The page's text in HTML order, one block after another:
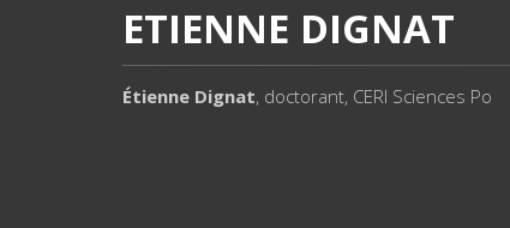
ETIENNE DIGNAT
Étienne Dignat, doctorant, CERI Sciences Po